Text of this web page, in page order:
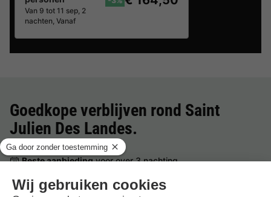
Van 9 tot 11 sep, 2
nachten, Vanaf
Goedkope verblijven rond Saint
Julien Des Landes.
Beste aanbiedingvoor over 3 nachting